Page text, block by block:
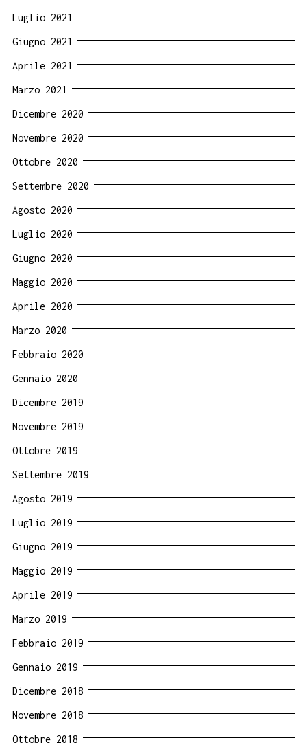
Luglio 2021
Giugno 2021
Aprile 2021
Marzo 2021
Dicembre 2020
Novembre 2020
Ottobre 2020
Settembre 2020
Agosto 2020
Luglio 2020
Giugno 2020
Maggio 2020
Aprile 2020
Marzo 2020
Febbraio 2020
Gennaio 2020
Dicembre 2019
Novembre 2019
Ottobre 2019
Settembre 2019
Agosto 2019
Luglio 2019
Giugno 2019
Maggio 2019
Aprile 2019
Marzo 2019
Febbraio 2019
Gennaio 2019
Dicembre 2018
Novembre 2018
Ottobre 2018